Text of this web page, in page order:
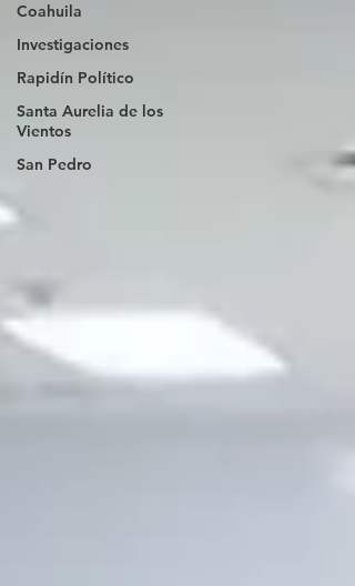
Coahuila
Investigaciones
Rapidín Político
Santa Aurelia de los
Vientos
San Pedro